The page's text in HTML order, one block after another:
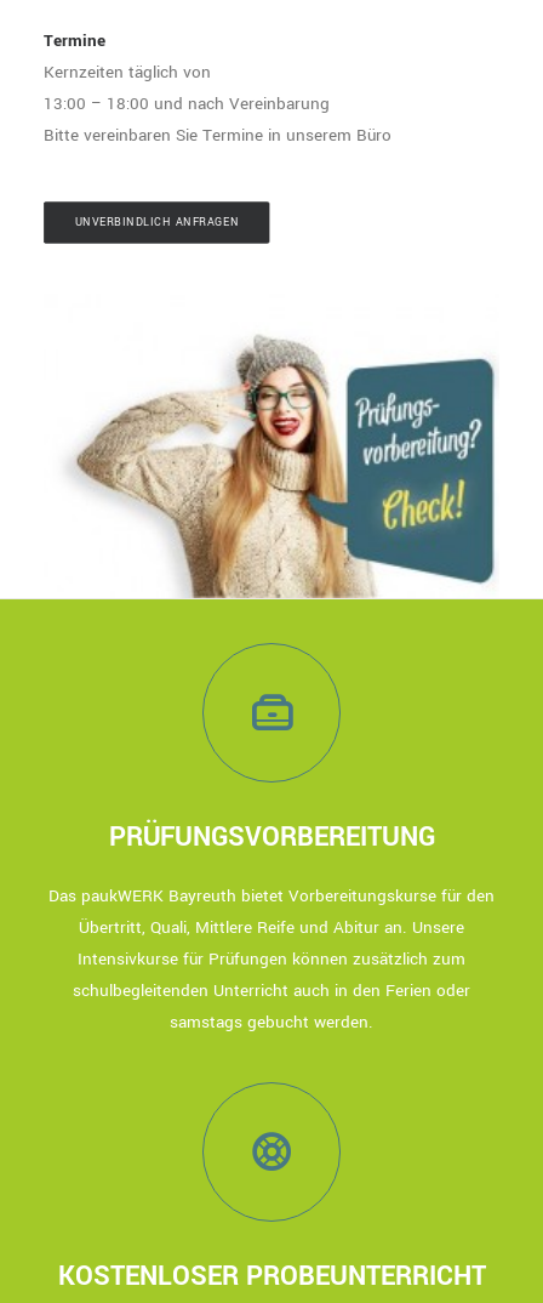
Termine
Kernzeiten täglich von
13:00 – 18:00 und nach Vereinbarung
Bitte vereinbaren Sie Termine in unserem Büro
UNVERBINDLICH ANFRAGEN
PRÜFUNGSVORBEREITUNG
Das paukWERK Bayreuth bietet Vorbereitungskurse für den
Übertritt, Quali, Mittlere Reife und Abitur an. Unsere
Intensivkurse für Prüfungen können zusätzlich zum
schulbegleitenden Unterricht auch in den Ferien oder
samstags gebucht werden.
KOSTENLOSER PROBEUNTERRICHT